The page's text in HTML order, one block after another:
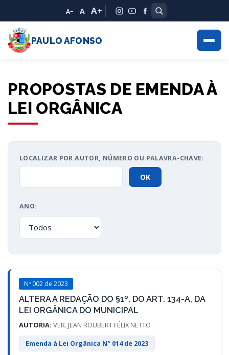
A− A A+
PAULO AFONSO
PROPOSTAS DE EMENDA À
LEI ORGÂNICA
LOCALIZAR POR AUTOR, NÚMERO OU PALAVRA-CHAVE:
ANO:
Nº 002 de 2023
ALTERA A REDAÇÃO DO §1º, DO ART. 134-A, DA
LEI ORGÂNICA DO MUNICIPAL
AUTORIA: VER. JEAN ROUBERT FÉLIX NETTO
Emenda à Lei Orgânica Nº 014 de 2023